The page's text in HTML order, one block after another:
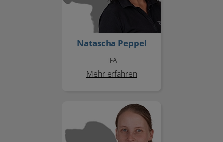
Natascha Peppel
TFA
Mehr erfahren
Miriam Born